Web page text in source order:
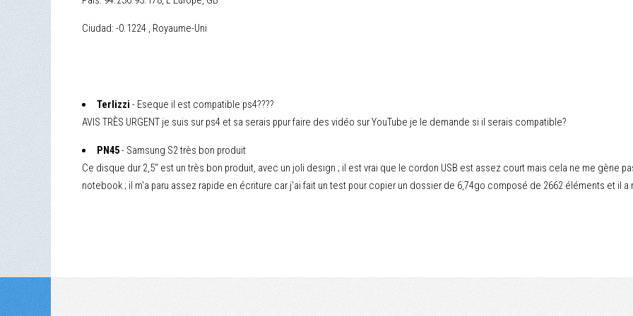
Ciudad: -0.1224 , Royaume-Uni
Terlizzi - Eseque il est compatible ps4????
AVIS TRÈS URGENT je suis sur ps4 et sa serais ppur faire des vidéo sur YouTube je le demande si il serais compatible?
PN45- Samsung S2 très bon produit
Ce disque dur 2,5" est un très bon produit, avec un joli design ; il est vrai que le cordon USB est assez court mais cela ne me gène
notebook ; il m'a paru assez rapide en écriture car j'ai fait un test pour copier un dossier de 6,74go composé de 2662 éléments et il a